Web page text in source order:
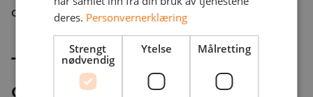
oppgavene til helsepersonell.
Tjenester for
omsorgsinstitusjoner
deres. Personvernerklæring
Strengt
nødvendig
Ytelse Målretting